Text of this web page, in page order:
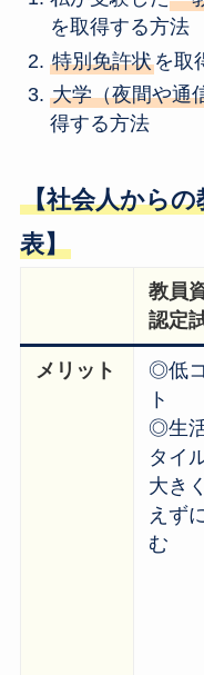
を取得する方法
特別免許状を取
大学（夜間や通
得する方法
【社会人からの
表】
教員
認定
メリット
◎低
ト
◎生
タイ
大き
えず
む